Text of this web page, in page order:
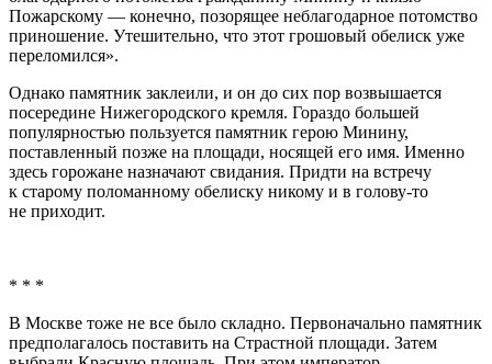
Пожарскому — конечно, позорящее неблагодарное потомство
приношение. Утешительно, что этот грошовый обелиск уже
переломился».
Однако памятник заклеили, и он до сих пор возвышается
посередине Нижегородского кремля. Гораздо большей
популярностью пользуется памятник герою Минину,
поставленный позже на площади, носящей его имя. Именно
здесь горожане назначают свидания. Придти на встречу
к старому поломанному обелиску никому и в голову-то
не приходит.
* * *
В Москве тоже не все было складно. Первоначально памятник
предполагалось поставить на Страстной площади. Затем